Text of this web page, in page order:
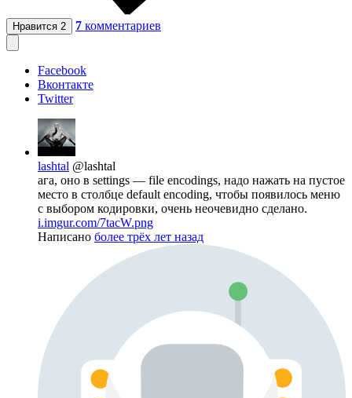
Нравится 2 7 комментариев
Facebook
Вконтакте
Twitter
lashtal @lashtal
ага, оно в settings — file encodings, надо нажать на пустое
место в столбце default encoding, чтобы появилось меню
с выбором кодировки, очень неочевидно сделано.
i.imgur.com/7tacW.png
Написано более трёх лет назад